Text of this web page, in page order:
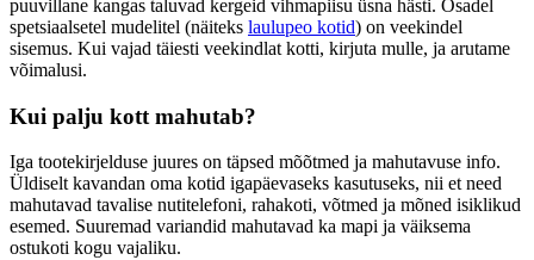
puuvillane kangas taluvad kergeid vihmapiisu üsna hästi. Osadel
spetsiaalsetel mudelitel (näiteks laulupeo kotid) on veekindel
sisemus. Kui vajad täiesti veekindlat kotti, kirjuta mulle, ja arutame
võimalusi.
Kui palju kott mahutab?
Iga tootekirjelduse juures on täpsed mõõtmed ja mahutavuse info.
Üldiselt kavandan oma kotid igapäevaseks kasutuseks, nii et need
mahutavad tavalise nutitelefoni, rahakoti, võtmed ja mõned isiklikud
esemed. Suuremad variandid mahutavad ka mapi ja väiksema
ostukoti kogu vajaliku.